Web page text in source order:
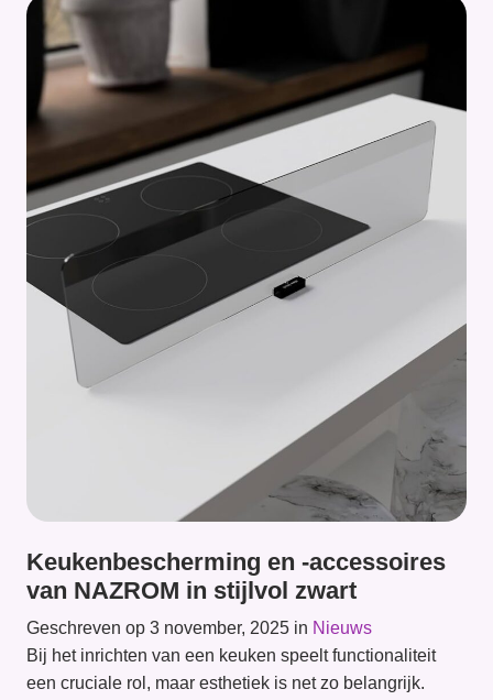
Keukenbescherming en -accessoires
van NAZROM in stijlvol zwart
Geschreven op 3 november, 2025 in Nieuws
Bij het inrichten van een keuken speelt functionaliteit
een cruciale rol, maar esthetiek is net zo belangrijk.